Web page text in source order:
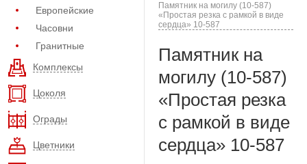
Европейские
Часовни
Гранитные
Комплексы
Цоколя
Ограды
Цветники
Памятник на могилу (10-587)
«Простая резка с рамкой в виде
сердца» 10-587
Памятник на
могилу (10-587)
«Простая резка
с рамкой в виде
сердца» 10-587